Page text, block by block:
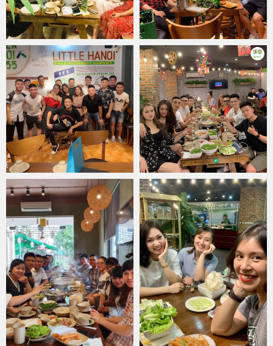
Nước lẩu bò nhúng dấm cùng vị chua thơm nhờ gia giảm đầy đủ
dấm, cốt dừa, dừa tươi, dứa, sả… Tuy nhiên, gia vị quan trọng
trong nước dùng vẫn là dấm. Dấm được nêm nếm để không bị mất
đi độ ngọt của nước xương, nhưng cũng không làm mất đi vị chua
đặc trưng của lẩu bò nhúng dấm. Thêm một chút sả cho dậy mùi,
vài miếng đậu vàng ruộm, ít rau gia vị, kích thích cả thị giác, khứu
giác lẫn vị giác của thực khách. Thịt bò chín mềm, nhúng cùng
nước dấm ăn rất thú. Cải thảo có lẽ là loại rau hợp gu món này hơn
hết, giòn ngọt, càng ăn càng vào.